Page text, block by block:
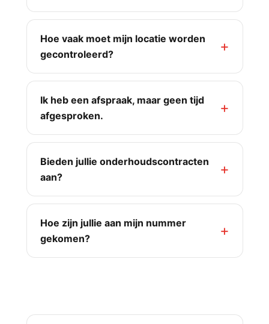
Hoe vaak moet mijn locatie worden
gecontroleerd?
Ik heb een afspraak, maar geen tijd
afgesproken.
Bieden jullie onderhoudscontracten
aan?
Hoe zijn jullie aan mijn nummer
gekomen?